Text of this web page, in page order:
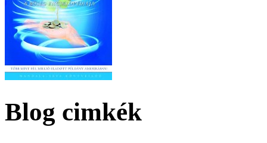
Blog cimkék